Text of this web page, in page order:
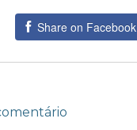
Share on Facebook